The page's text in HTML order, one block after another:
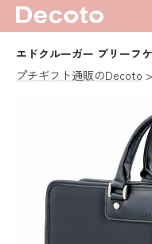
エドクルーガー ブリーフ
プチギフト通販のDecoto